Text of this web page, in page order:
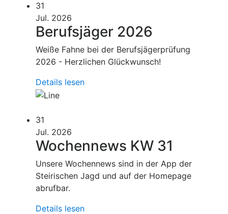
31
Jul. 2026
Berufsjäger 2026
Weiße Fahne bei der Berufsjägerprüfung
2026 - Herzlichen Glückwunsch!
Details lesen
31
Jul. 2026
Wochennews KW 31
Unsere Wochennews sind in der App der
Steirischen Jagd und auf der Homepage
abrufbar.
Details lesen